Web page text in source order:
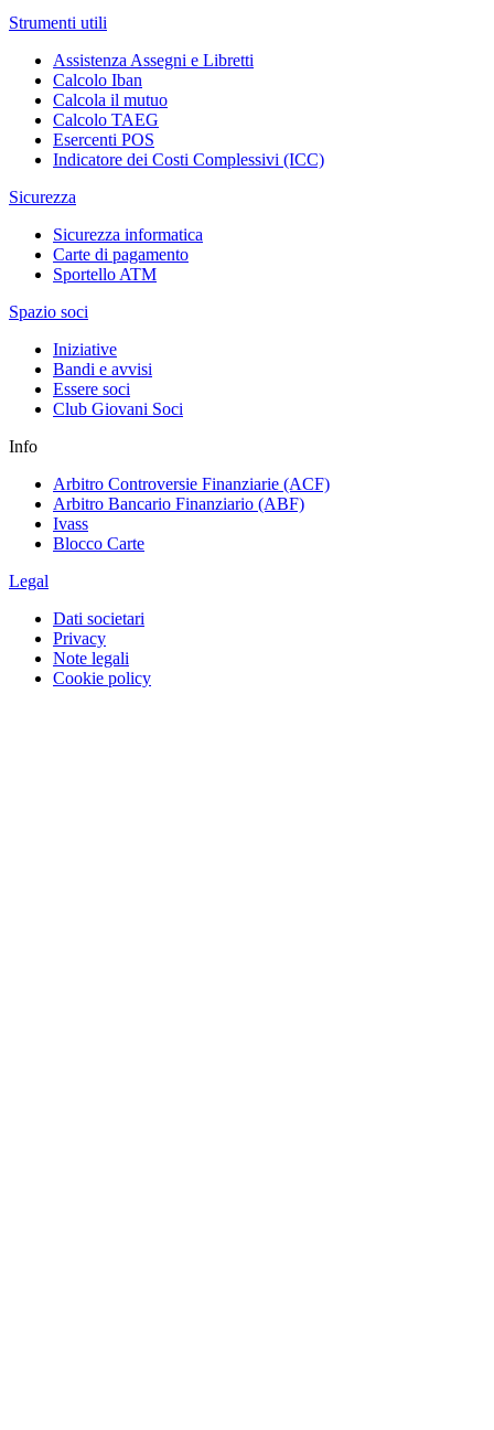
Strumenti utili
Assistenza Assegni e Libretti
Calcolo Iban
Calcola il mutuo
Calcolo TAEG
Esercenti POS
Indicatore dei Costi Complessivi (ICC)
Sicurezza
Sicurezza informatica
Carte di pagamento
Sportello ATM
Spazio soci
Iniziative
Bandi e avvisi
Essere soci
Club Giovani Soci
Info
Arbitro Controversie Finanziarie (ACF)
Arbitro Bancario Finanziario (ABF)
Ivass
Blocco Carte
Legal
Dati societari
Privacy
Note legali
Cookie policy